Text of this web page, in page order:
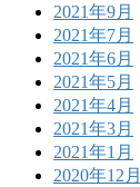
2021年9月
2021年7月
2021年6月
2021年5月
2021年4月
2021年3月
2021年1月
2020年12月